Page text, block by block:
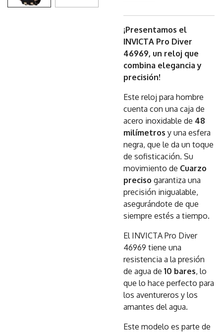
¡Presentamos el
INVICTA Pro Diver
46969, un reloj que
combina elegancia y
precisión!
Este reloj para hombre
cuenta con una caja de
acero inoxidable de 48
milímetros y una esfera
negra, que le da un toque
de sofisticación. Su
movimiento de Cuarzo
preciso garantiza una
precisión inigualable,
asegurándote de que
siempre estés a tiempo.
El INVICTA Pro Diver
46969 tiene una
resistencia a la presión
de agua de 10 bares, lo
que lo hace perfecto para
los aventureros y los
amantes del agua.
Este modelo es parte de